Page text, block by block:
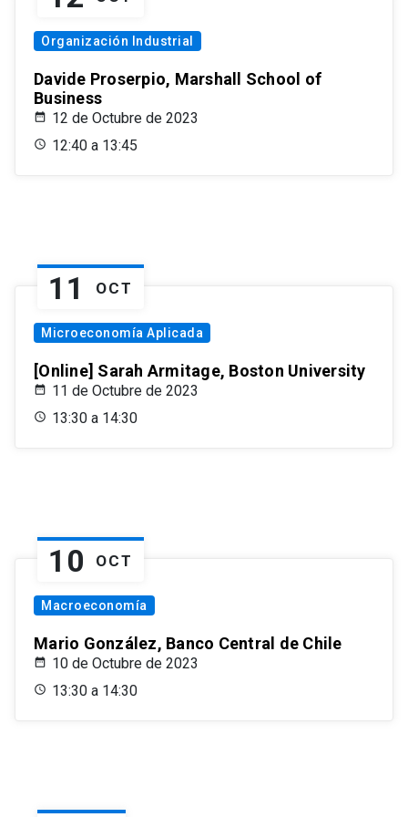
Organización Industrial
Davide Proserpio, Marshall School of
Business
12 de Octubre de 2023
12:40 a 13:45
11 OCT
Microeconomía Aplicada
[Online] Sarah Armitage, Boston University
11 de Octubre de 2023
13:30 a 14:30
10 OCT
Macroeconomía
Mario González, Banco Central de Chile
10 de Octubre de 2023
13:30 a 14:30